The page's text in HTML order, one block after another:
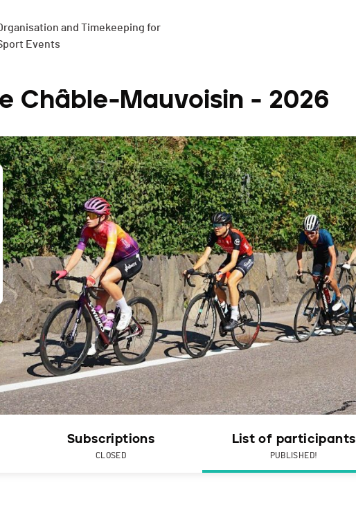
and Timekeeping for
Events
Châble-Mauvoisin - 2026
Subscriptions
CLOSED
List of participants
PUBLISHED!